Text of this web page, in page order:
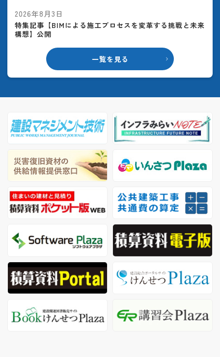
一覧を見る
2026年8月3日
特集記事【BIMによる施工プロセスを変革する挑戦と未来
構想】公開